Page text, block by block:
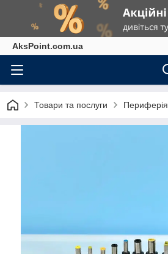
AksPoint.com.ua
Товари та послуги Периферія